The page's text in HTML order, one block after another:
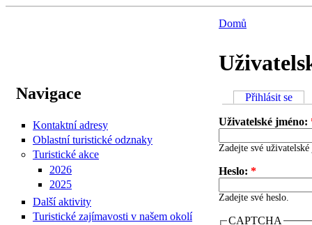
Navigace
Kontaktní adresy
Oblastní turistické odznaky
Turistické akce
2026
2025
Další aktivity
Turistické zajímavosti v našem okolí
Domů
Přihlásit se
Uživatelské jméno:
Zadejte své
Heslo: *
Zadejte své heslo.
CAPTCHA